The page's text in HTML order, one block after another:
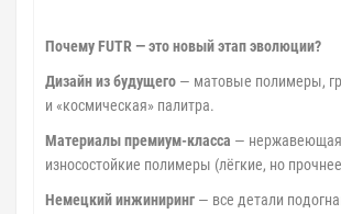
Почему FUTR — это новый этап эволюции?
Дизайн из будущего — матовые полимеры,
и «космическая» палитра.
Материалы премиум-класса — нержавеющая
износостойкие полимеры (лёгкие, но
Немецкий инжиниринг — все детали